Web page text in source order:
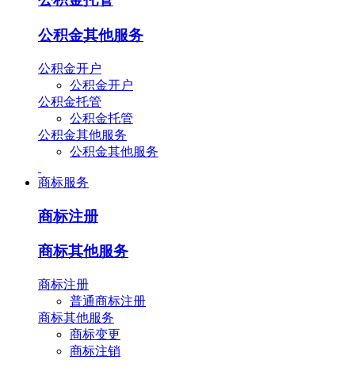
公积金其他服务
公积金开户
公积金开户
公积金托管
公积金托管
公积金其他服务
公积金其他服务
商标服务
商标注册
商标其他服务
商标注册
普通商标注册
商标其他服务
商标变更
商标注销